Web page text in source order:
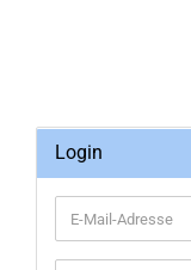
Login
E-
Mail-
Adresse